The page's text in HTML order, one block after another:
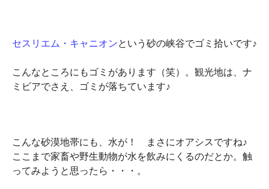
セスリエム・キャニオンという砂の峡谷でゴミ拾いです♪
こんなところにもゴミがあります（笑）。観光地は、ナ
ミビアでさえ、ゴミが落ちています♪
こんな砂漠地帯にも、水が！ まさにオアシスですね♪
ここまで家畜や野生動物が水を飲みにくるのだとか。触
ってみようと思ったら・・・。